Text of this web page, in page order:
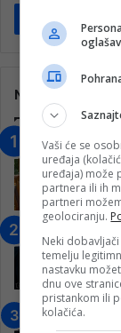
Pročitaj više
Najčitanije
Vaši će se
uređaja
uređaja) može
partnera ili ih
partneri
geolociranju.
Neki
temelju
nastavku
dnu ove
pristankom ili
kolačića.